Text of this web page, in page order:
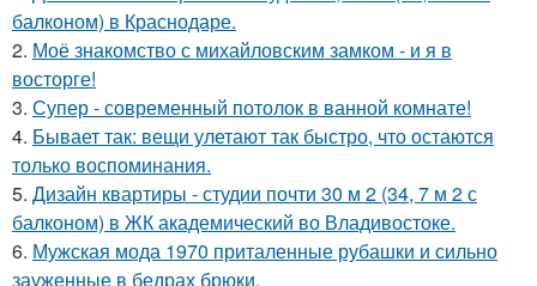
балконом) в Краснодаре.
2. Моё знакомство с михайловским замком - и я в
восторге!
3. Супер - современный потолок в ванной комнате!
4. Бывает так: вещи улетают так быстро, что остаются
только воспоминания.
5. Дизайн квартиры - студии почти 30 м 2 (34, 7 м 2 с
балконом) в ЖК академический во Владивостоке.
6. Мужская мода 1970 приталенные рубашки и сильно
зауженные в бедрах брюки.